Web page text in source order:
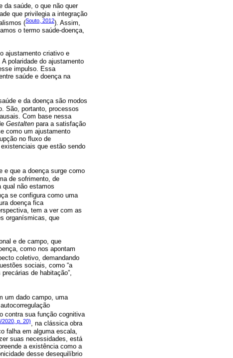
da saúde, o que não quer
que privilegia a integração
(Souto, 2012). Assim,
o termo saúde-doença,
ajustamento criativo e
polaridade do ajustamento
impulso. Essa
saúde e doença na
e da doença são modos
São, portanto, processos
Com base nessa
Gestalten para a satisfação
como um ajustamento
no fluxo de
que estão sendo
e que a doença surge como
de sofrimento, de
qual não estamos
se configura como uma
doença fica
tem a ver com as
organísmicas, que
e de campo, que
como nos apontam
coletivo, demandando
sociais, como “a
de habitação”,
um dado campo, uma
contra sua função cognitiva
2020, p. 20), na clássica obra
falha em alguma escala,
suas necessidades, está
a existência como a
desse desequilíbrio